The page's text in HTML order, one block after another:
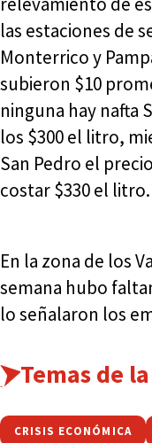
las estaciones de
Monterrico y
subieron $10
ninguna hay nafta
los $300 el litro,
San Pedro el
costar $330 el litro.
En la zona de los
semana hubo
lo señalaron los
Temas de
CRISIS ECONÓMICA